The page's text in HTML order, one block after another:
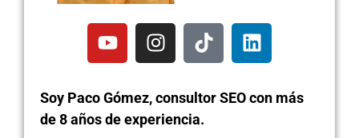
Soy Paco Gómez, consultor SEO con más
de 8 años de experiencia.